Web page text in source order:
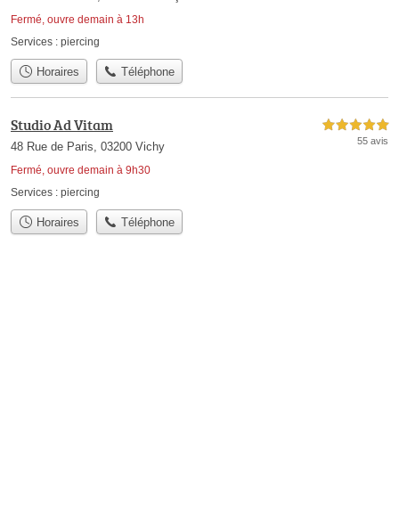
Fermé, ouvre demain à 13h
Services : piercing
Horaires Téléphone
Studio Ad Vitam
48 Rue de Paris, 03200 Vichy
Fermé, ouvre demain à 9h30
5,0 étoiles sur 5
55 avis
Services : piercing
Horaires Téléphone